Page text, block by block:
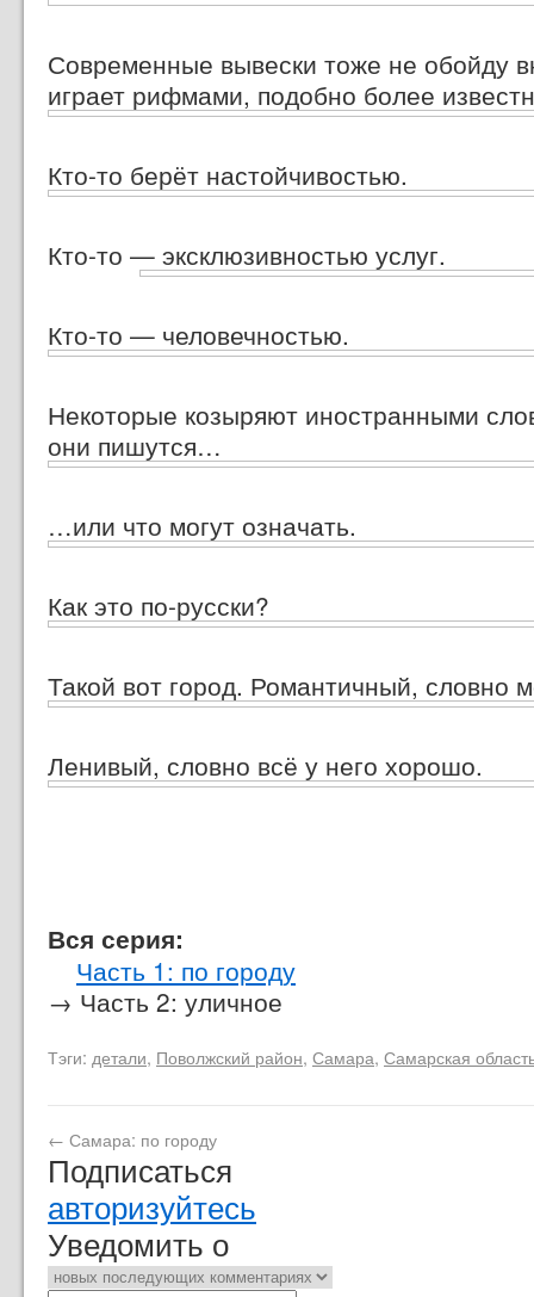
Современные вывески тоже не обойду
играет рифмами, подобно более
Кто-то берёт настойчивостью.
Кто-то — эксклюзивностью услуг.
Кто-то — человечностью.
Некоторые козыряют иностранными
они пишутся…
…или что могут означать.
Как это по-русски?
Такой вот город. Романтичный, словно
Ленивый, словно всё у него хорошо.
Вся серия:
Часть 1: по городу
→ Часть 2: уличное
Тэги: детали, Поволжский район, Самара, Самарская
← Самара: по городу
Подписаться
авторизуйтесь
Уведомить о